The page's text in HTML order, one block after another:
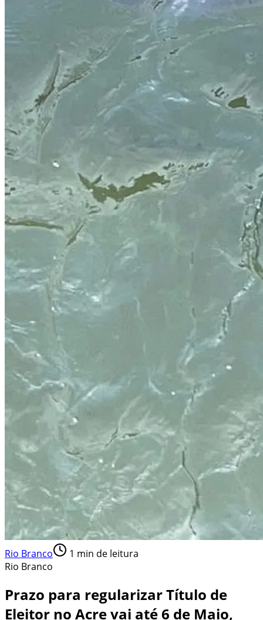
Rio Branco 1 min de leitura
Rio Branco
Prazo para regularizar Título de
Eleitor no Acre vai até 6 de Maio,